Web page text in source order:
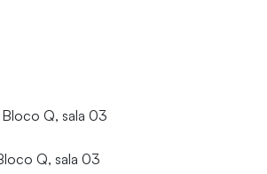
Q, sala 03
Q, sala 03